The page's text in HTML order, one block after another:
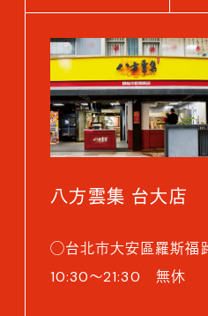
八方雲集 台大店
◯台北市大安區羅斯
10:30～21:30 無休